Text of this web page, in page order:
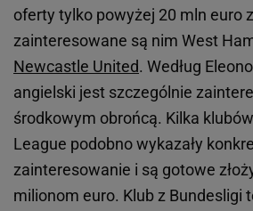
oferty tylko powyżej 20 mln euro
zainteresowane są nim West
Newcastle United. Według
angielski jest szczególnie
środkowym obrońcą. Kilka
League podobno wykazały
zainteresowanie i są gotowe
milionom euro. Klub z Bundesligi